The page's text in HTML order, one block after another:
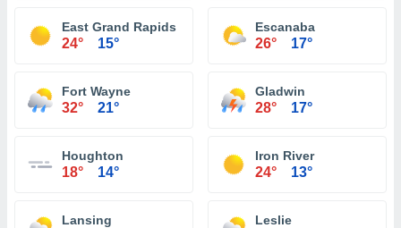
East Grand Rapids
24° 15°
Escanaba
26° 17°
Fort Wayne
32° 21°
Gladwin
28° 17°
Houghton
18° 14°
Iron River
24° 13°
Lansing Leslie